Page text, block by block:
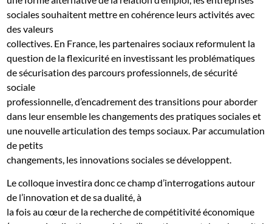
sociales souhaitent mettre en cohérence leurs activités avec
des valeurs
collectives. En France, les partenaires sociaux reformulent la
question de la flexicurité en investissant les problématiques
de sécurisation des parcours professionnels, de sécurité
sociale
professionnelle, d’encadrement des transitions pour aborder
dans leur ensemble les changements des pratiques sociales et
une nouvelle articulation des temps sociaux. Par accumulation
de petits
changements, les innovations sociales se développent.
Le colloque investira donc ce champ d’interrogations autour
de l’innovation et de sa dualité, à
la fois au cœur de la recherche de compétitivité économique